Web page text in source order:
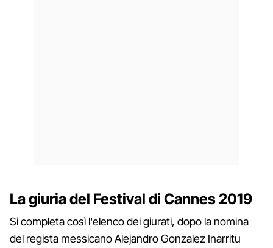
La giuria del Festival di Cannes 2019
Si completa così l'elenco dei giurati, dopo la nomina
del regista messicano Alejandro Gonzalez Inarritu